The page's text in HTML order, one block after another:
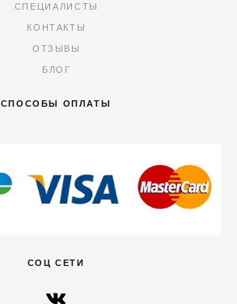
СПЕЦИАЛИСТЫ
КОНТАКТЫ
ОТЗЫВЫ
БЛОГ
СПОСОБЫ ОПЛАТЫ
СОЦ СЕТИ